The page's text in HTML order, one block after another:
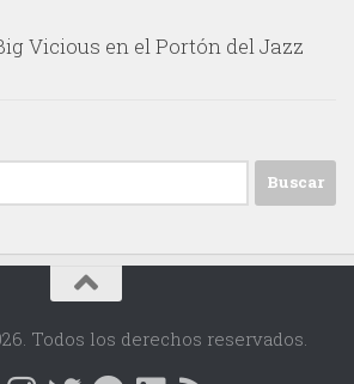
Vicious en el Portón del Jazz
Todos los derechos reservados.